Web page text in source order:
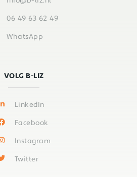
06 49 63 62 49
WhatsApp
VOLG B-LIZ
LinkedIn
Facebook
Instagram
Twitter